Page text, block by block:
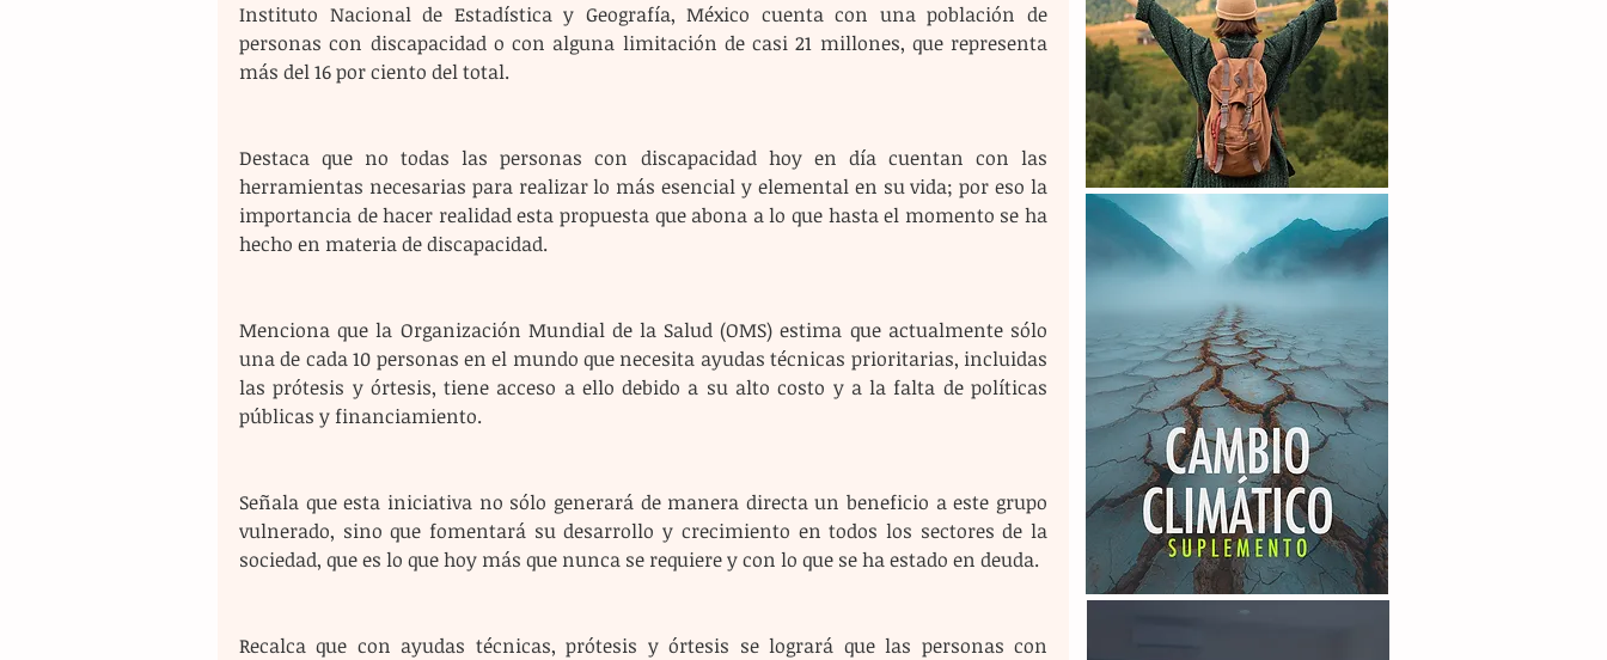
Instituto Nacional de Estadística y Geografía, México cuenta con una población de
personas con discapacidad o con alguna limitación de casi 21 millones, que representa
más del 16 por ciento del total.
Destaca que no todas las personas con discapacidad hoy en día cuentan con las
herramientas necesarias para realizar lo más esencial y elemental en su vida; por eso la
importancia de hacer realidad esta propuesta que abona a lo que hasta el momento se ha
hecho en materia de discapacidad.
Menciona que la Organización Mundial de la Salud (OMS) estima que actualmente sólo
una de cada 10 personas en el mundo que necesita ayudas técnicas prioritarias, incluidas
las prótesis y órtesis, tiene acceso a ello debido a su alto costo y a la falta de políticas
públicas y financiamiento.
Señala que esta iniciativa no sólo generará de manera directa un beneficio a este grupo
vulnerado, sino que fomentará su desarrollo y crecimiento en todos los sectores de la
sociedad, que es lo que hoy más que nunca se requiere y con lo que se ha estado en deuda.
Recalca que con ayudas técnicas, prótesis y órtesis se logrará que las personas con